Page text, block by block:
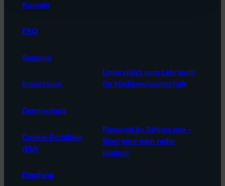
Kontakt
FAQ
Satzung
Impressum
Datenschutz
Cookie-Richtlinie
(EU)
Empfang
Unterstützt vom Lehrstuhl
für Medienwissenschaft
Powered by Airtime.pro –
Start your own radio
station!